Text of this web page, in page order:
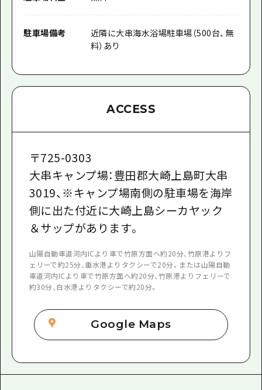
駐車場備考
近隣に大串海水浴場駐車場（500台、無
料）あり
ACCESS
〒725-0303
大串キャンプ場：豊田郡大崎上島町大串
3019、※キャンプ場南側の駐車場を海岸
側に出た付近に大崎上島シーカヤック
＆サップがあります。
山陽自動車道河内ICより車で竹原方面へ約20分、竹原港よりフ
ェリーで約25分、垂水港よりタクシーで20分。または山陽自動
車道河内ICより車で竹原方面へ約20分、竹原港よりフェリーで
約30分、白水港よりタクシーで約20分。
Google Maps